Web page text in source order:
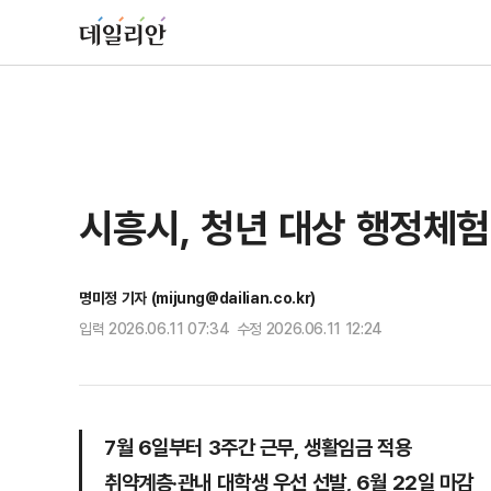
시흥시, 청년 대상 행정체
명미정 기자 (mijung@dailian.co.kr)
입력 2026.06.11 07:34 수정 2026.06.11 12:24
7월 6일부터 3주간 근무, 생활임금 적용
취약계층·관내 대학생 우선 선발, 6월 22일 마감